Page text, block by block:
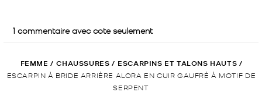
FEMME / CHAUSSURES / ESCARPINS ET TALONS HAUTS /
ESCARPIN À BRIDE ARRIÈRE ALORA EN CUIR GAUFRÉ À MOTIF DE
SERPENT